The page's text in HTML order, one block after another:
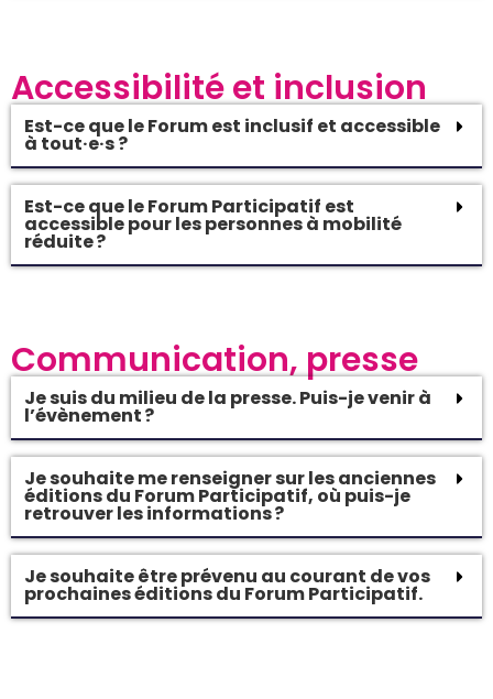
Accessibilité et inclusion
Est-ce que le Forum est inclusif et accessible
à tout·e·s ?
Est-ce que le Forum Participatif est
accessible pour les personnes à mobilité
réduite ?
Communication, presse
Je suis du milieu de la presse. Puis-je venir à
l’évènement ?
Je souhaite me renseigner sur les anciennes
éditions du Forum Participatif, où puis-je
retrouver les informations ?
Je souhaite être prévenu au courant de vos
prochaines éditions du Forum Participatif.